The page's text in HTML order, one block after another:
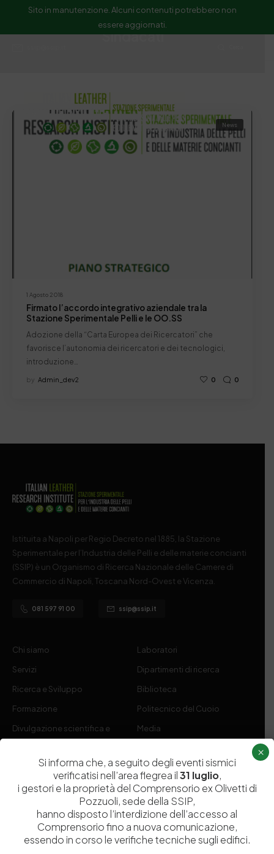
Sito in manutenzione. Alcuni contenuti potrebbero non
essere aggiornati.
Sindacati
1 Agosto 2018
News
Firmato l’accordo integrativo aziendale tra la
Stazione Sperimentale Pelli e le OO.SS
Adozione della “Carta Europea dei Ricercatori” che
favorisce l’autonomia dei ricercatori e dei tecnologici,
introduzione…
by Admin_dev2 0 0
Istituita a Napoli per Regio Decreto nel 1885, la Stazione
Sperimentale per l’Industria delle Pelli e delle materie concianti
(SSIP) è un Organismo di Ricerca Nazionale delle Camere di
Commercio di Napoli, Toscana Nord-Ovest e Vicenza.
081 597 91 00 ssip@ssip.it
Chi siamo
Servizi
Ricerca e Sviluppo
Formazione
Divulgazione scientifica e
Contribuenti
Contatti
Laboratori
Dipartimenti di ricerca
Biblioteca
Politecnico del Cuoio
Media
Tutela Whistleblowing
Amministrazione Trasparente
Si informa che, a seguito degli eventi sismici
verificatisi nell’area flegrea il31 luglio,
i gestori e la proprietà del Comprensorio ex Olivetti di
Pozzuoli, sede della SSIP,
hanno disposto l’interdizione dell’accesso al
Comprensorio fino a nuova comunicazione,
essendo in corso le verifiche tecniche sugli edifici.
×